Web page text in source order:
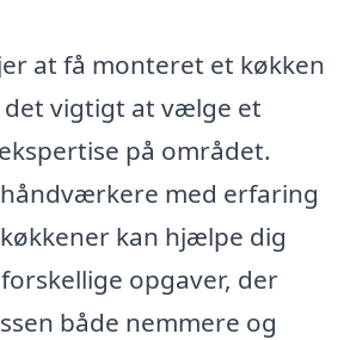
at få monteret et køkken
det vigtigt at vælge et
på området.
med erfaring
kan hjælpe dig
opgaver, der
både nemmere og